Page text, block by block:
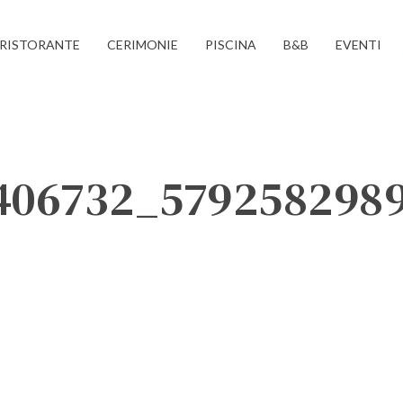
RISTORANTE CERIMONIE PISCINA B&B EVENTI